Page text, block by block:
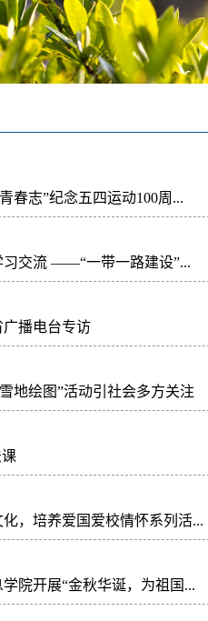
春志”纪念五四运动100周...
习交流 ——“一带一路建设”...
播电台专访
地绘图”活动引社会多方关注
，培养爱国爱校情怀系列活...
院开展“金秋华诞，为祖国...